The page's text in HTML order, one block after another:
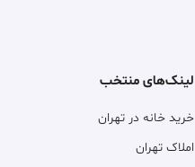
لینک‌های منتخب
خرید خانه در تهران
املاک تهران